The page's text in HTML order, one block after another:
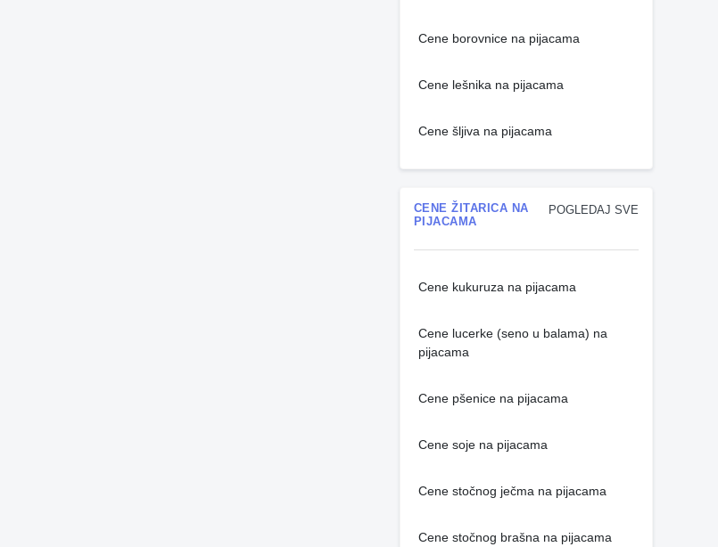
Cene borovnice na pijacama
Cene lešnika na pijacama
Cene šljiva na pijacama
POGLEDAJ SVE
CENE ŽITARICA NA
PIJACAMA
Cene kukuruza na pijacama
Cene lucerke (seno u balama) na
pijacama
Cene pšenice na pijacama
Cene soje na pijacama
Cene stočnog ječma na pijacama
Cene stočnog brašna na pijacama